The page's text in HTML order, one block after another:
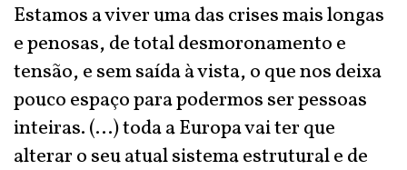
Estamos a viver uma das crises mais longas
e penosas, de total desmoronamento e
tensão, e sem saída à vista, o que nos deixa
pouco espaço para podermos ser pessoas
inteiras. (…) toda a Europa vai ter que
alterar o seu atual sistema estrutural e de